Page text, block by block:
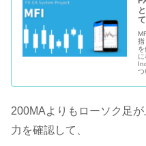
指
つ
200MAよりもローソク足
力を確認して、